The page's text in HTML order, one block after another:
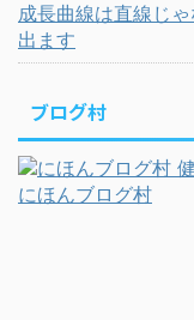
成長曲線は直線じ
出ます
ブログ村
にほんブログ村